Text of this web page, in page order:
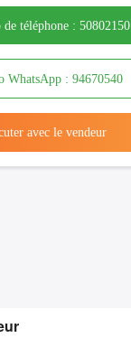
de téléphone : 50802150
WhatsApp :94670540
avec le vendeur